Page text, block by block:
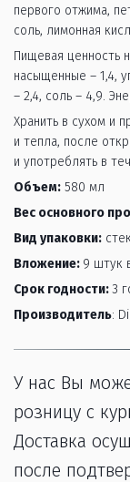
первого отжима,
соль, лимонная
Пищевая ценность
насыщенные – 1,4,
– 2,4, соль – 4,9.
Хранить в сухом и
и тепла, после
и употреблять в
Объем: 580 мл
Вес основного
Вид упаковки:
Вложение: 9 штук
Срок годности:3
Производитель:
У нас Вы
розницу с
Доставка
после